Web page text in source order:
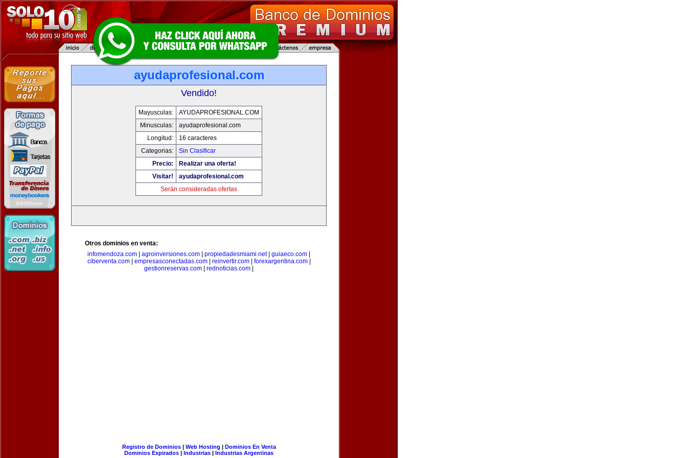
ayudaprofesional.com
Vendido!
Mayusculas:
AYUDAPROFESIONAL.COM
Minusculas:
ayudaprofesional.com
Longitud:
16 caracteres
Categorias:
Sin Clasificar
Precio:
Realizar una oferta!
Visitar!
ayudaprofesional.com
Serán consideradas ofertas
Otros dominios en venta:
infomendoza.com
agroinversiones.com propiedadesmiami.net| guiaeco.com
ciberventa.com| empresasconectadas.com| reinvertir.com| forexargentina.com|
gestionreservas.com
rednoticias.com
Registro de Dominios| Web Hosting | Dominios En Venta
Dominios Expirados | Industrias | Industrias Argentinas